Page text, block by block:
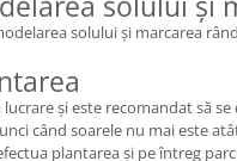
solului și marcarea
și este recomandat să
când soarele nu mai este
plantarea și pe întreg